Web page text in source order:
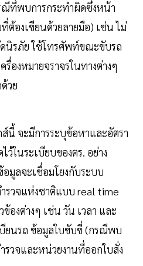
ที่พบการกระทำผิดซึ่งหน้า
ต้องเขียนด้วยลายมือ) เช่น ไม่
นิรภัย ใช้โทรศัพท์ขณะขับรถ
องหมายจราจรในทางต่างๆ
วย
นี้ จะมีการระบุข้อหาและอัตรา
ในระเบียบของตร. อย่าง
มูลจะเชื่อมโยงกับระบบ
รวจแห่งชาติแบบ real time
องต่างๆ เช่น วัน เวลา และ
ยนรถ ข้อมูลใบขับขี่ (กรณีพบ
วจและหน่วยงานที่ออกใบสั่ง